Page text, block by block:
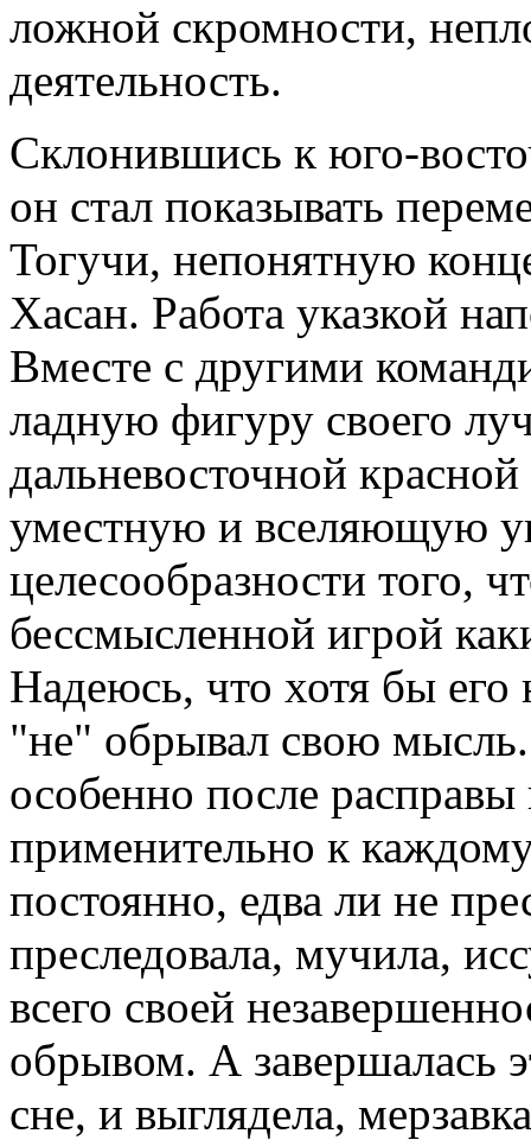
ложной скромности,
деятельность.
Склонившись к юго-
он стал показывать
Тогучи, непонятную
Хасан. Работа указкой
Вместе с другими
ладную фигуру своего
дальневосточной
уместную и вселяющую
целесообразности того,
бессмысленной игрой
Надеюсь, что хотя бы его
"не" обрывал свою
особенно после
применительно к
постоянно, едва ли не
преследовала, мучила,
всего своей
обрывом. А завершалась
сне, и выглядела,